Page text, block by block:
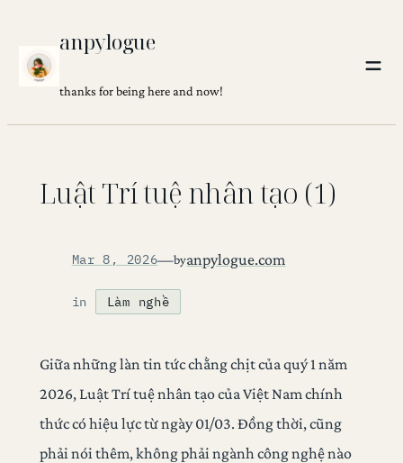
content
anpylogue
thanks for being here and now!
Luật Trí tuệ nhân tạo (1)
Mar 8, 2026—byanpylogue.com
in Làm nghề
Giữa những làn tin tức chằng chịt của quý 1 năm
2026, Luật Trí tuệ nhân tạo của Việt Nam chính
thức có hiệu lực từ ngày 01/03. Đồng thời, cũng
phải nói thêm, không phải ngành công nghệ nào